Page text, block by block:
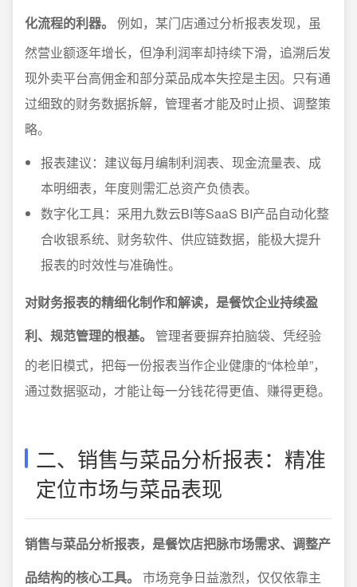
化流程的利器。
例如，某门店通过分析报表发现，虽
然营业额逐年增长，但净利润率却持续下滑，追溯后发
现外卖平台高佣金和部分菜品成本失控是主因。只有通
过细致的财务数据拆解，管理者才能及时止损、调整策
略。
报表建议：建议每月编制利润表、现金流量表、成
本明细表，年度则需汇总资产负债表。
数字化工具：采用九数云BI等SaaS BI产品自动化整
合收银系统、财务软件、供应链数据，能极大提升
报表的时效性与准确性。
对财务报表的精细化制作和解读，是餐饮企业持续盈
利、规范管理的根基。
管理者要摒弃拍脑袋、凭经验
的老旧模式，把每一份报表当作企业健康的“体检单”，
通过数据驱动，才能让每一分钱花得更值、赚得更稳。
二、销售与菜品分析报表：精准
定位市场与菜品表现
销售与菜品分析报表，是餐饮店把脉市场需求、调整产
品结构的核心工具。
市场竞争日益激烈，仅仅依靠主